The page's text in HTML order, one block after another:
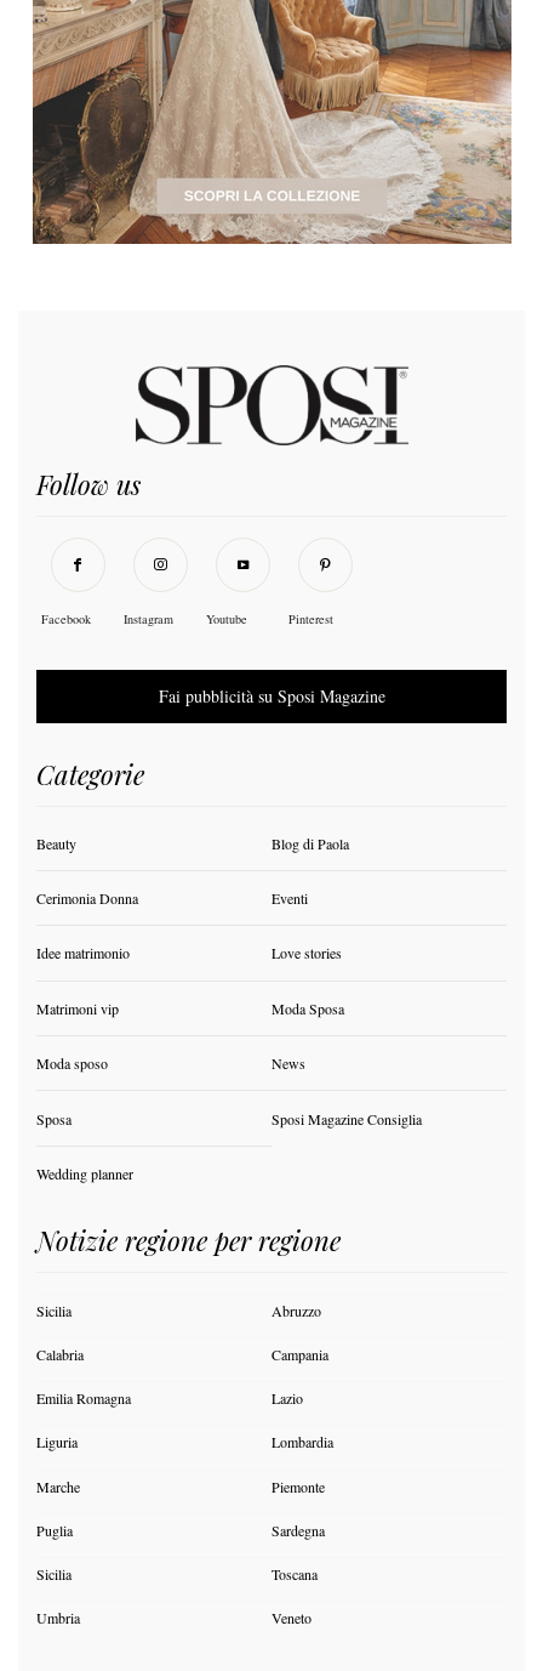
Follow us
Facebook Instagram Youtube Pinterest
Fai pubblicità su Sposi Magazine
Categorie
Beauty Blog di Paola
Cerimonia Donna Eventi
Idee matrimonio Love stories
Matrimoni vip Moda Sposa
Moda sposo News
Sposa Sposi Magazine Consiglia
Wedding planner
Notizie regione per regione
Sicilia Abruzzo
Calabria Campania
Emilia Romagna Lazio
Liguria Lombardia
Marche Piemonte
Puglia Sardegna
Sicilia Toscana
Umbria Veneto